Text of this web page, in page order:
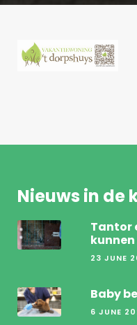
Nieuws in de
Tantor
23 JUNE
Baby
6 JUNE